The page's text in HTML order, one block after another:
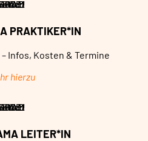
PRAKTIKER*IN
Infos, Kosten & Termine
hierzu
LEITER*IN